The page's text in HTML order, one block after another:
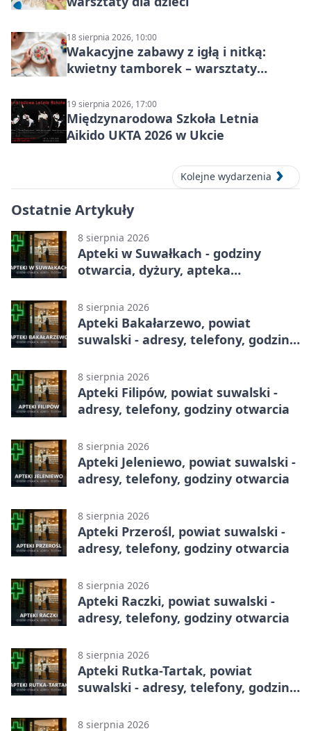
18 sierpnia 2026, 10:00
Wakacyjne zabawy z igłą i nitką:
kwietny tamborek – warsztaty
19 sierpnia 2026, 17:00
Międzynarodowa Szkoła Letnia
Aikido UKTA 2026 w Ukcie
Kolejne wydarzenia
Ostatnie Artykuły
8 sierpnia 2026
Apteki w Suwałkach - godziny
otwarcia, dyżury, apteka
8 sierpnia 2026
Apteki Bakałarzewo, powiat
suwalski - adresy, telefony, godziny
8 sierpnia 2026
Apteki Filipów, powiat suwalski -
adresy, telefony, godziny otwarcia
8 sierpnia 2026
Apteki Jeleniewo, powiat suwalski -
adresy, telefony, godziny otwarcia
8 sierpnia 2026
Apteki Przerośl, powiat suwalski -
adresy, telefony, godziny otwarcia
8 sierpnia 2026
Apteki Raczki, powiat suwalski -
adresy, telefony, godziny otwarcia
8 sierpnia 2026
Apteki Rutka-Tartak, powiat
suwalski - adresy, telefony, godziny
8 sierpnia 2026